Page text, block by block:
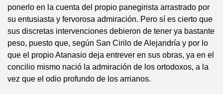
ponerlo en la cuenta del propio panegirista arrastrado por
su entusiasta y fervorosa admiración. Pero sí es cierto que
sus discretas intervenciones debieron de tener ya bastante
peso, puesto que, según San Cirilo de Alejandría y por lo
que el propio Atanasio deja entrever en sus obras, ya en el
concilio mismo nació la admiración de los ortodoxos, a la
vez que el odio profundo de los arrianos.